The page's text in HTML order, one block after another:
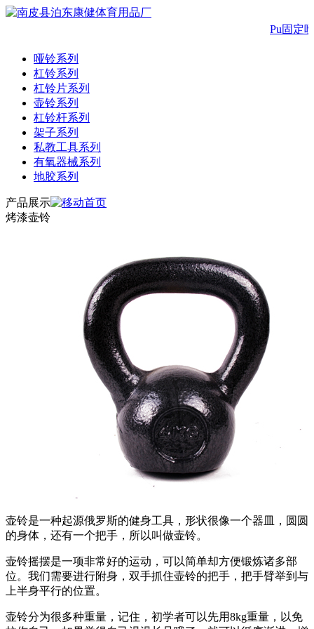
Pu固定
哑铃系列
杠铃系列
杠铃片系列
壶铃系列
杠铃杆系列
架子系列
私教工具系列
有氧器械系列
地胶系列
产品展示
烤漆壶铃
壶铃是一种起源俄罗斯的健身工具，形状很像一个器皿，圆圆
的身体，还有一个把手，所以叫做壶铃。
壶铃摇摆是一项非常好的运动，可以简单却方便锻炼诸多部
位。我们需要进行附身，双手抓住壶铃的把手，把手臂举到与
上半身平行的位置。
壶铃分为很多种重量，记住，初学者可以先用8kg重量，以免